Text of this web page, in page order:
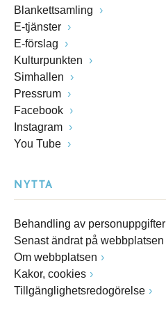
Blankettsamling
E-tjänster
E-förslag
Kulturpunkten
Simhallen
Pressrum
Facebook
Instagram
You Tube
NYTTA
Behandling av personuppgifter
Senast ändrat på webbplatsen
Om webbplatsen
Kakor, cookies
Tillgänglighetsredogörelse